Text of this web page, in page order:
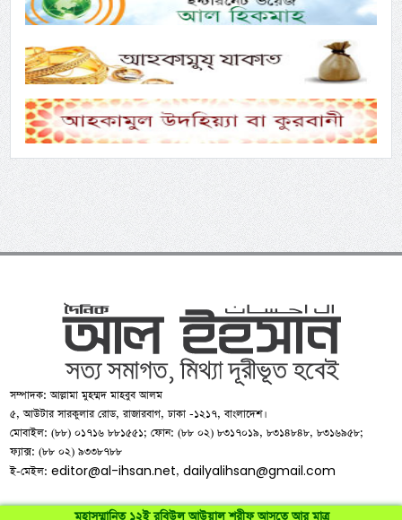
সম্পাদক: আল্লামা মুহম্মদ মাহবুব আলম
৫, আউটার সারকুলার রোড, রাজারবাগ, ঢাকা -১২১৭, বাংলাদেশ।
মোবাইল: (৮৮) ০১৭১৬ ৮৮১৫৫১; ফোন: (৮৮ ০২) ৮৩১৭০১৯, ৮৩১৪৮৪৮, ৮৩১৬৯৫৮;
ফ্যাক্স: (৮৮ ০২) ৯৩৩৮৭৮৮
ই-মেইল:editor@al-ihsan.net,dailyalihsan@gmail.com